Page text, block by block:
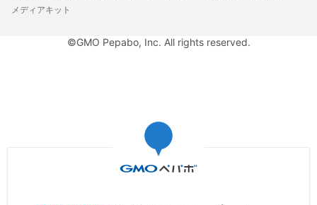
メディアキット
©GMO Pepabo, Inc. All rights reserved.